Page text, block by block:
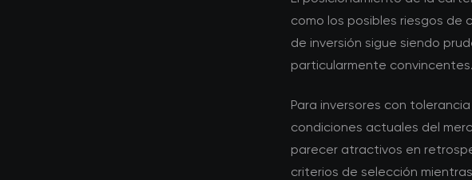
como los posibles riesgos de
de inversión sigue siendo
particularmente convincentes.
Para inversores con
condiciones actuales del
parecer atractivos en
criterios de selección